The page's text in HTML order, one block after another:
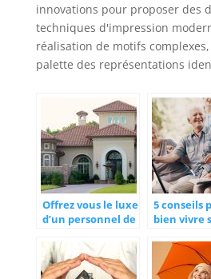
innovations pour proposer des
techniques d'impression
réalisation de motifs
palette des représentations
Offrez vous le luxe
d’un personnel de
5 conseils
bien vivre